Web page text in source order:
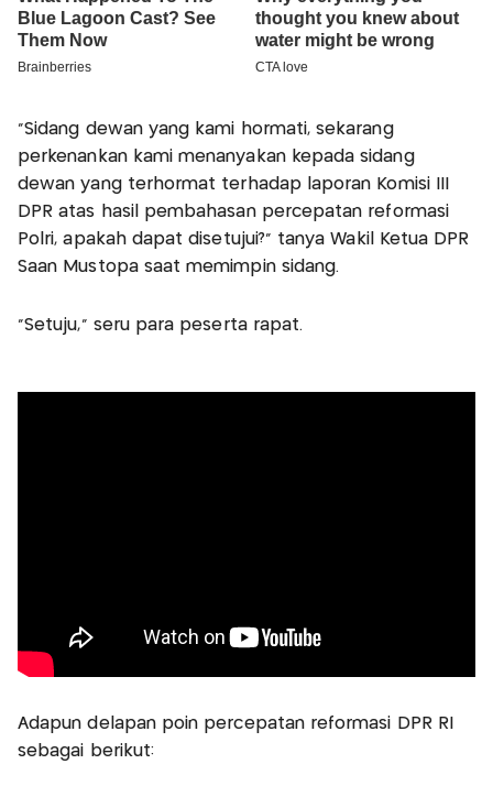
"Sidang dewan yang kami hormati, sekarang
perkenankan kami menanyakan kepada sidang
dewan yang terhormat terhadap laporan Komisi III
DPR atas hasil pembahasan percepatan reformasi
Polri, apakah dapat disetujui?" tanya Wakil Ketua DPR
Saan Mustopa saat memimpin sidang.
"Setuju," seru para peserta rapat.
Adapun delapan poin percepatan reformasi DPR RI
sebagai berikut: